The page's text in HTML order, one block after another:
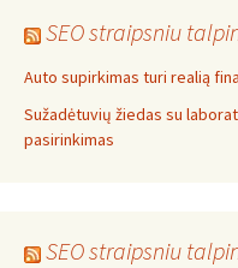
SEO straipsniu
Auto supirkimas turi realią
Sužadėtuvių žiedas su
pasirinkimas
SEO straipsniu